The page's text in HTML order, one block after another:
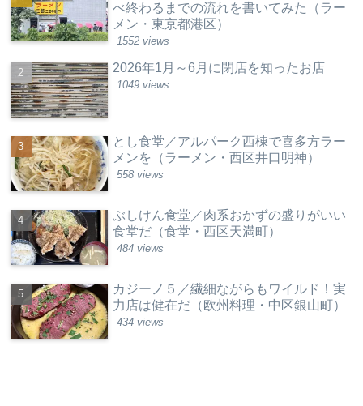
べ終わるまでの流れを書いてみた（ラー
メン・東京都港区）
1552 views
2026年1月～6月に閉店を知ったお店
1049 views
とし食堂／アルパーク西棟で喜多方ラー
メンを（ラーメン・西区井口明神）
558 views
ぶしけん食堂／肉系おかずの盛りがいい
食堂だ（食堂・西区天満町）
484 views
カジーノ５／繊細ながらもワイルド！実
力店は健在だ（欧州料理・中区銀山町）
434 views